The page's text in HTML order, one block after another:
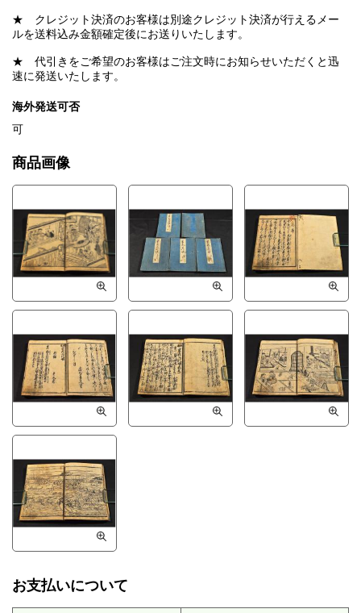
★ クレジット決済のお客様は別途クレジット決済が行えるメー
ルを送料込み金額確定後にお送りいたします。
★ 代引きをご希望のお客様はご注文時にお知らせいただくと迅
速に発送いたします。
海外発送可否
可
商品画像
お支払いについて